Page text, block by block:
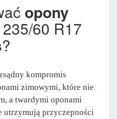
opony
235/60 R17
?
kompromis
zimowymi, które nie
a twardymi oponami
przyczepności